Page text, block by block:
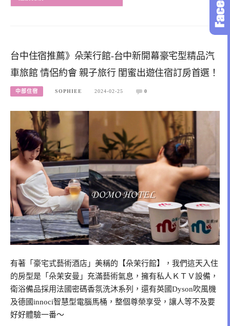
台中住宿推薦》朵茉行館-台中新開幕豪宅型精品汽
車旅館 情侶約會 親子旅行 閨蜜出遊住宿訂房首選！
中部住宿 SOPHIEE 2024-02-25 0
有著「豪宅式藝術酒店」美稱的【朵茉行館】，我們這天入住
的房型是「朵茉安曼」充滿藝術氣息，擁有私人ＫＴＶ設備，
衛浴備品採用法國密碼香氛洗沐系列，還有英國Dyson吹風機
及德國innoci智慧型電腦馬桶，整個尊榮享受，讓人等不及要
好好體驗一番～